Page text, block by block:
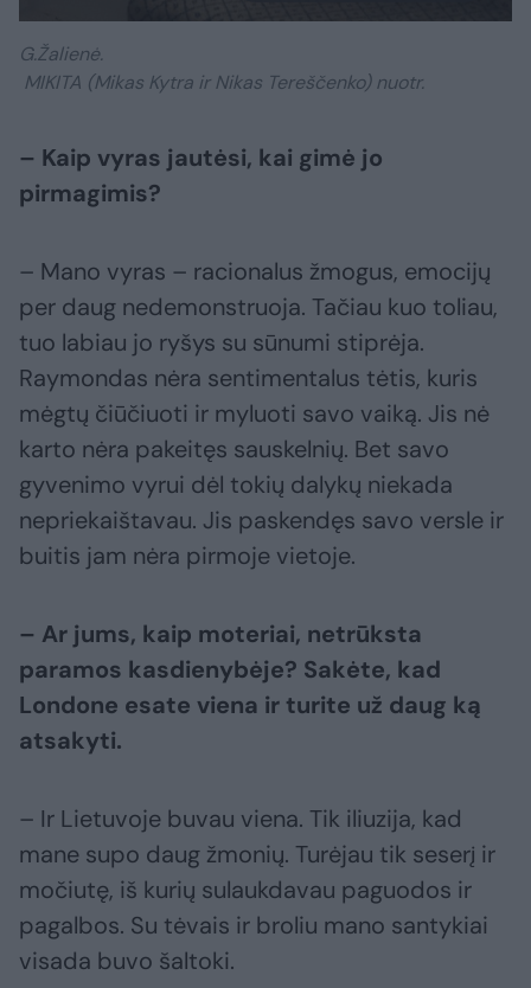
G.Žalienė.
MIKITA (Mikas Kytra ir Nikas Tereščenko) nuotr.
– Kaip vyras jautėsi, kai gimė jo
pirmagimis?
– Mano vyras – racionalus žmogus, emocijų
per daug nedemonstruoja. Tačiau kuo toliau,
tuo labiau jo ryšys su sūnumi stiprėja.
Raymondas nėra sentimentalus tėtis, kuris
mėgtų čiūčiuoti ir myluoti savo vaiką. Jis nė
karto nėra pakeitęs sauskelnių. Bet savo
gyvenimo vyrui dėl tokių dalykų niekada
nepriekaištavau. Jis paskendęs savo versle ir
buitis jam nėra pirmoje vietoje.
– Ar jums, kaip moteriai, netrūksta
paramos kasdienybėje? Sakėte, kad
Londone esate viena ir turite už daug ką
atsakyti.
– Ir Lietuvoje buvau viena. Tik iliuzija, kad
mane supo daug žmonių. Turėjau tik seserį ir
močiutę, iš kurių sulaukdavau paguodos ir
pagalbos. Su tėvais ir broliu mano santykiai
visada buvo šaltoki.